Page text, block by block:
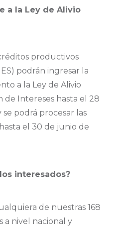
a la Ley de Alivio
productivos
podrán ingresar la
a la Ley de Alivio
de Intereses hasta el 28
podrá procesar las
el 30 de junio de
interesados?
de nuestras 168
a nivel nacional y